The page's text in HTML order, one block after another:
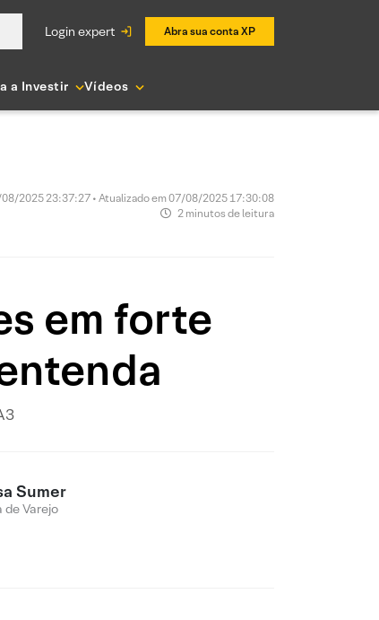
login expert Abra sua conta XP
a Investir Vídeos
2025 23:37:27 • Atualizado em 07/08/2025 17:30:08
2 minutos de leitura
em forte
Sumer
de Varejo